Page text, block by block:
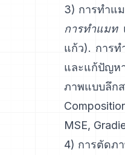
3) การทำแ
การทำแมท
แก้ว). การ
และแก้ปัญห
ภาพแบบลึก
MSE,
4) การตัดภ